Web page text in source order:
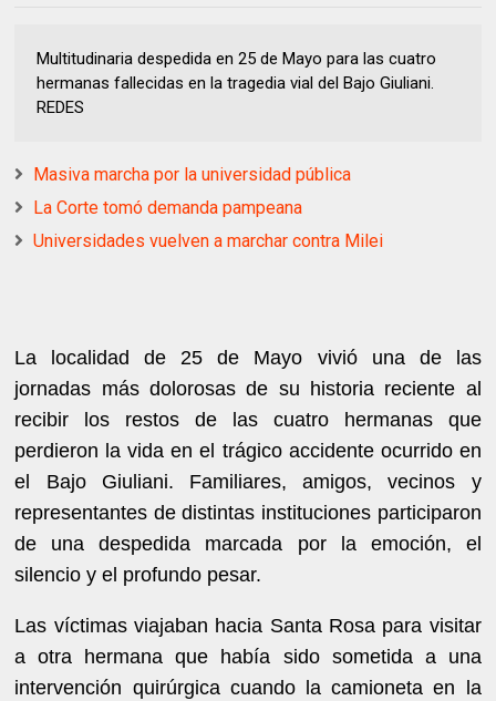
Multitudinaria despedida en 25 de Mayo para las cuatro
hermanas fallecidas en la tragedia vial del Bajo Giuliani.
REDES
Masiva marcha por la universidad pública
La Corte tomó demanda pampeana
Universidades vuelven a marchar contra Milei
La localidad de 25 de Mayo vivió una de las
jornadas más dolorosas de su historia reciente al
recibir los restos de las cuatro hermanas que
perdieron la vida en el trágico accidente ocurrido en
el Bajo Giuliani. Familiares, amigos, vecinos y
representantes de distintas instituciones participaron
de una despedida marcada por la emoción, el
silencio y el profundo pesar.
Las víctimas viajaban hacia Santa Rosa para visitar
a otra hermana que había sido sometida a una
intervención quirúrgica cuando la camioneta en la